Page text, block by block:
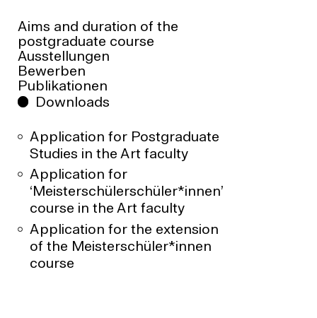
Aims and duration of the
postgraduate course
Ausstellungen
Bewerben
Publikationen
Downloads
Application for Postgraduate
Studies in the Art faculty
Application for
‘Meisterschülerschüler*innen’
course in the Art faculty
Application for the extension
of the Meisterschüler*innen
course